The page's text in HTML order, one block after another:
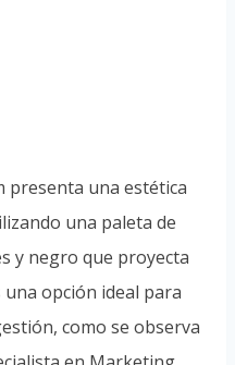
presenta una estética
una paleta de
y negro que proyecta
una opción ideal para
como se observa